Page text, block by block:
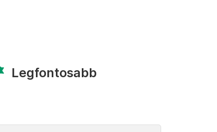
Legfontosabb